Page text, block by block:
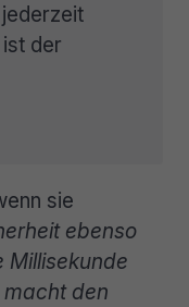
der
sie
ebenso
Millisekunde
den